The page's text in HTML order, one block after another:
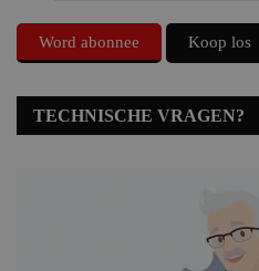
Word abonnee Koop los
TECHNISCHE VRAGEN?